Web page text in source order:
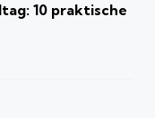
10 praktische